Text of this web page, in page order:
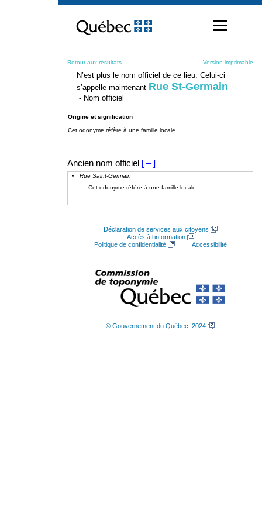
contenu
Retour aux résultats Version imprimable
N’est plus le nom officiel de ce lieu. Celui-ci
s’appelle maintenant Rue St-Germain
- Nom officiel
Origine et signification
Cet odonyme réfère à une famille locale.
Ancien nom officiel [ – ]
Rue Saint-Germain
Cet odonyme réfère à une famille locale.
Déclaration de services aux citoyens
Accès à l’information
Politique de confidentialité
Accessibilité
© Gouvernement du Québec, 2024